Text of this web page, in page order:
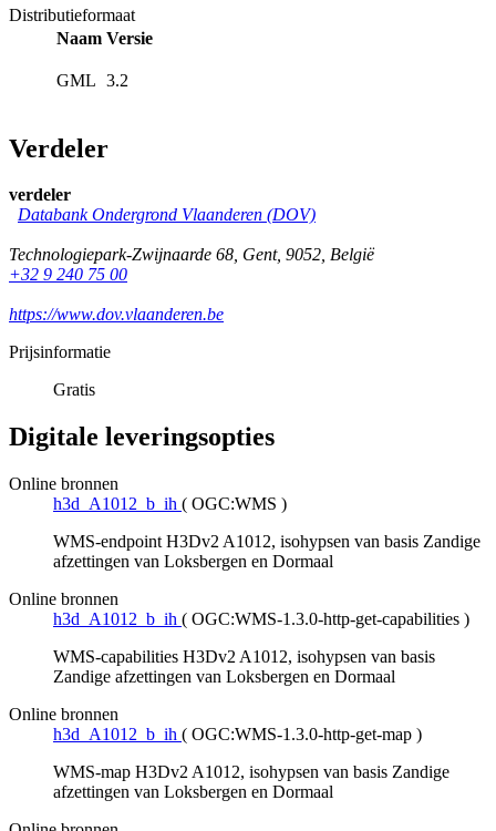
Distributieformaat
Naam Versie
GML 3.2
Verdeler
verdeler
Databank Ondergrond Vlaanderen (DOV)
Technologiepark-Zwijnaarde 68, Gent, 9052, België
+32 9 240 75 00
https://www.dov.vlaanderen.be
Prijsinformatie
Gratis
Digitale leveringsopties
Online bronnen
h3d_A1012_b_ih ( OGC:WMS )
WMS-endpoint H3Dv2 A1012, isohypsen van basis Zandige
afzettingen van Loksbergen en Dormaal
Online bronnen
h3d_A1012_b_ih ( OGC:WMS-1.3.0-http-get-capabilities )
WMS-capabilities H3Dv2 A1012, isohypsen van basis
Zandige afzettingen van Loksbergen en Dormaal
Online bronnen
h3d_A1012_b_ih ( OGC:WMS-1.3.0-http-get-map )
WMS-map H3Dv2 A1012, isohypsen van basis Zandige
afzettingen van Loksbergen en Dormaal